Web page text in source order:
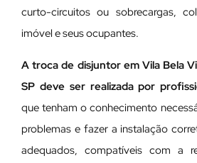
curto-circuitos ou sobrecargas,
imóvel e seus ocupantes.
A troca de disjuntor em Vila Bela
SP deve ser realizada por
que tenham o conhecimento
problemas e fazer a instalação
adequados, compatíveis com a